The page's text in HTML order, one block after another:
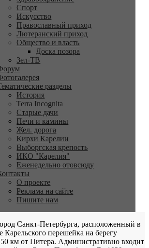
Спорт
Искусство
Православный приход
Лютеранский приход
Общество и власть
Доска позора
Зел-ТВ
разделы
История
Terra Incognita
Старые дачи
Печи и камины
Жел. дорога
Кирхи Карелии
Выборгская крепость
ИКО "Карелия"
Еженедельно отовсюду
О проекте
Реклама на сайте
Пишите нам
Санкт-Петербурга, расположенный в
перешейка на берегу
км от Питера. Административно входит